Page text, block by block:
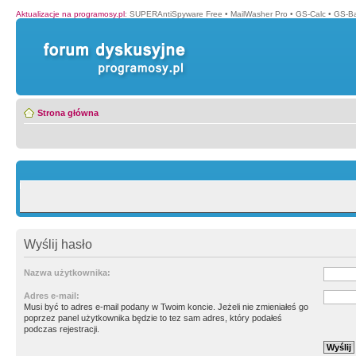
Aktualizacje na programosy.pl: SUPERAntiSpyware Free • MailWasher Pro • GS-Calc • GS-
Strona główna
Wyślij hasło
Nazwa użytkownika:
Adres e-mail:
Musi być to adres e-mail podany w Twoim koncie. Jeżeli nie zmieniałeś go
poprzez panel użytkownika będzie to tez sam adres, który podałeś
podczas rejestracji.